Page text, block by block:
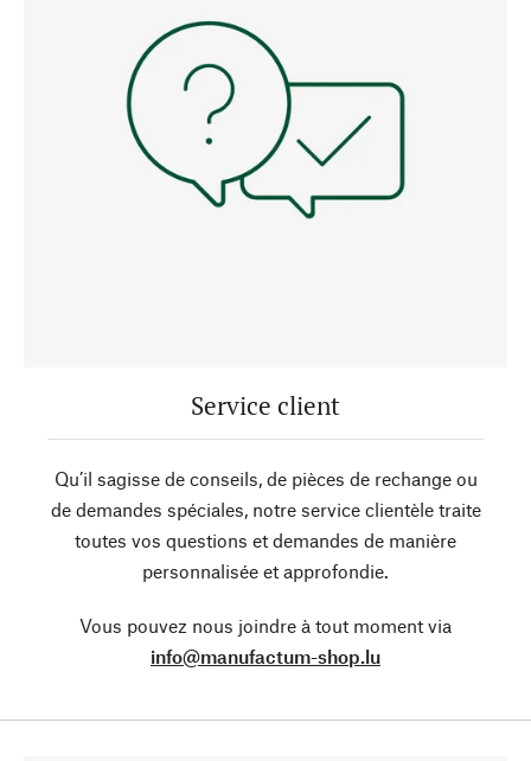
Service client
Qu’il sagisse de conseils, de pièces de rechange ou
de demandes spéciales, notre service clientèle traite
toutes vos questions et demandes de manière
personnalisée et approfondie.
Vous pouvez nous joindre à tout moment via
info@manufactum-shop.lu